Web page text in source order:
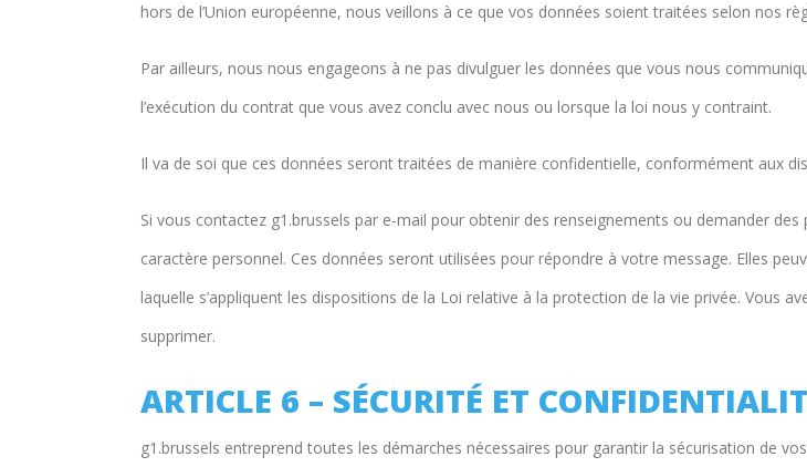
hors de l’Union européenne, nous veillons à ce que vos données soient traitées selon nos
Par ailleurs, nous nous engageons à ne pas divulguer les données que vous nous
l’exécution du contrat que vous avez conclu avec nous ou lorsque la loi nous y contraint.
Il va de soi que ces données seront traitées de manière confidentielle, conformément aux
Si vous contactez g1.brussels par e-mail pour obtenir des renseignements ou demander
caractère personnel. Ces données seront utilisées pour répondre à votre message. Elles
laquelle s’appliquent les dispositions de la Loi relative à la protection de la vie privée. Vous
supprimer.
ARTICLE 6 – SÉCURITÉ ET
g1.brussels entreprend toutes les démarches nécessaires pour garantir la sécurisation de